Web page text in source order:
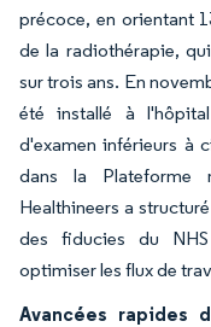
précoce, en orientant
de la radiothérapie,
sur trois ans. En
été installé à
d'examen inférieurs à
dans la Plateforme
Healthineers a
des fiducies du
optimiser les flux de
Avancées rapides